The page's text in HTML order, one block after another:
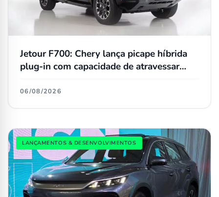
Jetour F700: Chery lança picape híbrida
plug-in com capacidade de atravessar
06/08/2026
LANÇAMENTOS & DESENVOLVIMENTOS